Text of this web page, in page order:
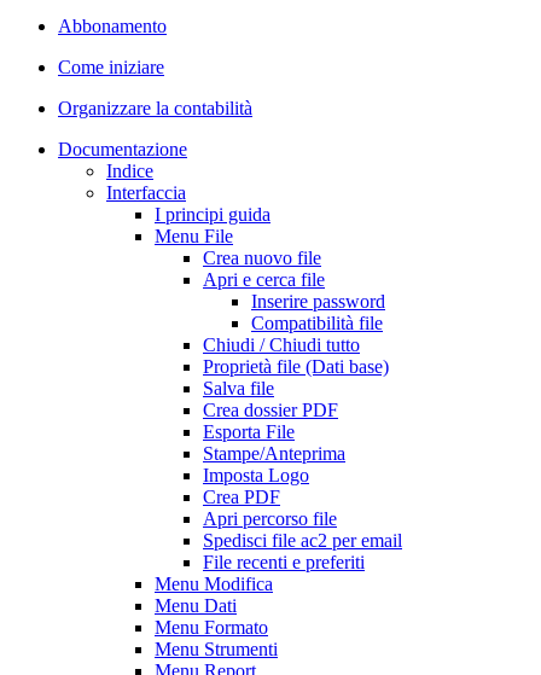
Abbonamento
Come iniziare
Organizzare la contabilità
Documentazione
Indice
Interfaccia
I principi guida
Menu File
Crea nuovo file
Apri e cerca file
Inserire password
Compatibilità file
Chiudi / Chiudi tutto
Proprietà file (Dati base)
Salva file
Crea dossier PDF
Esporta File
Stampe/Anteprima
Imposta Logo
Crea PDF
Apri percorso file
Spedisci file ac2 per email
File recenti e preferiti
Menu Modifica
Menu Dati
Menu Formato
Menu Strumenti
Menu Report